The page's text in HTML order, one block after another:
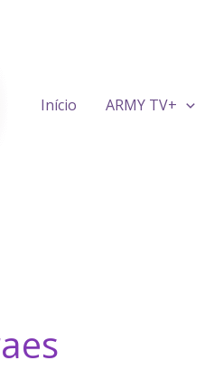
Início ARMY TV+